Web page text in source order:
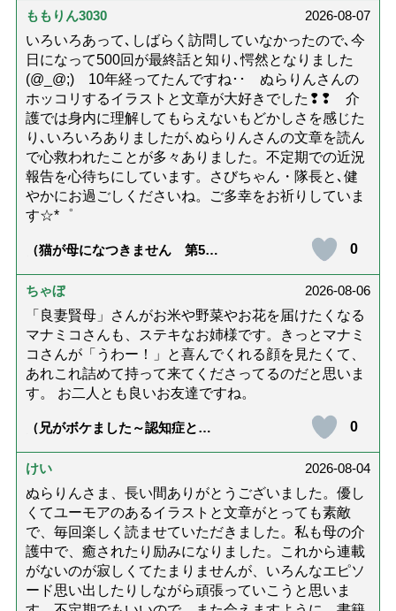
ももりん3030
2026-08-07
いろいろあって､しばらく訪問していなかったので､今
日になって500回が最終話と知り､愕然となりました
(@_@;) 10年経ってたんですね･･ ぬらりんさんの
ホッコリするイラストと文章が大好きでした❢❢ 介
護では身内に理解してもらえないもどかしさを感じた
り､いろいろありましたが､ぬらりんさんの文章を読ん
で心救われたことが多々ありました。不定期での近況
報告を心待ちにしています。さびちゃん・隊長と､健
やかにお過ごしくださいね。ご多幸をお祈りしていま
す☆*゜
（猫が母になつきません 第500
0
ちゃぼ
2026-08-06
「良妻賢母」さんがお米や野菜やお花を届けたくなる
マナミコさんも、ステキなお姉様です。きっとマナミ
コさんが「うわー！」と喜んでくれる顔を見たくて、
あれこれ詰めて持って来てくださってるのだと思いま
す。 お二人とも良いお友達ですね。
（兄がボケました～認知症と介
達』が届きました」）
0
けい
2026-08-04
ぬらりんさま、長い間ありがとうございました。優し
くてユーモアのあるイラストと文章がとっても素敵
で、毎回楽しく読ませていただきました。私も母の介
護中で、癒されたり励みになりました。これから連載
がないのが寂しくてたまりませんが、いろんなエピソ
ード思い出したりしながら頑張っていこうと思いま